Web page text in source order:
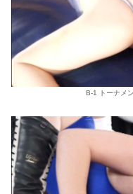
B-1 トーナメ